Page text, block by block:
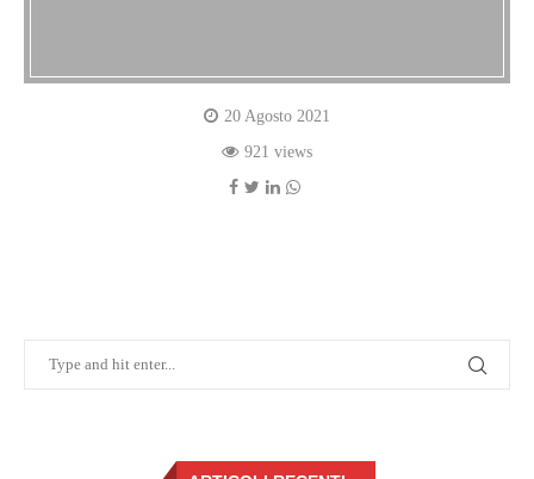
20 Agosto 2021
921 views